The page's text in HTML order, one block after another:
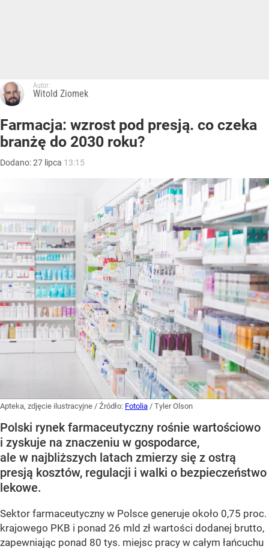
Autor:
Witold Ziomek
Farmacja: wzrost pod presją. co czeka
branżę do 2030 roku?
Dodano:27 lipca 13:15
Apteka, zdjęcie ilustracyjne / Źródło: Fotolia / Tyler Olson
Polski rynek farmaceutyczny rośnie wartościowo
i zyskuje na znaczeniu w gospodarce,
ale w najbliższych latach zmierzy się z ostrą
presją kosztów, regulacji i walki o bezpieczeństwo
lekowe.
Sektor farmaceutyczny w Polsce generuje około 0,75 proc.
krajowego PKB i ponad 26 mld zł wartości dodanej brutto,
zapewniając ponad 80 tys. miejsc pracy w całym łańcuchu